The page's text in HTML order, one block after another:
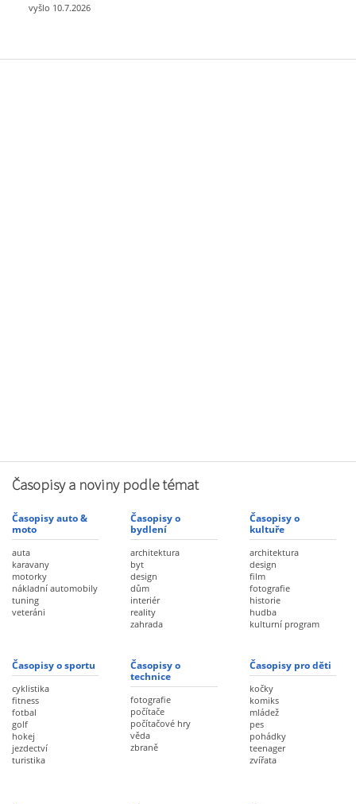
vyšlo 10.7.2026
Časopisy a noviny podle témat
Časopisy auto &
moto
auta
karavany
motorky
nákladní automobily
tuning
veteráni
Časopisy o
bydlení
architektura
byt
design
dům
interiér
reality
zahrada
Časopisy o
kultuře
architektura
design
film
fotografie
historie
hudba
kulturní program
Časopisy o sportu
cyklistika
fitness
fotbal
golf
hokej
jezdectví
turistika
Časopisy o
technice
fotografie
počítače
počítačové hry
věda
zbraně
Časopisy pro děti
kočky
komiks
mládež
pes
pohádky
teenager
zvířata